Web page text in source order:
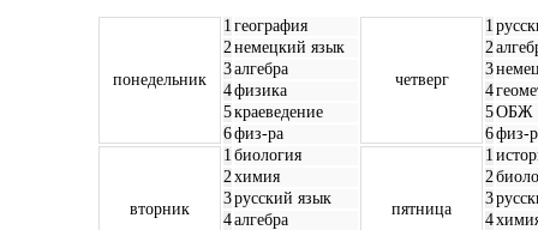
понедельник
1 география
четверг
1
2немецкий язык 2
3алгебра 3
4физика 4
5краеведение 5ОБЖ
6физ-ра 6физ-
вторник
1 биология
пятница
1
2химия 2
3русский язык 3
4алгебра 4